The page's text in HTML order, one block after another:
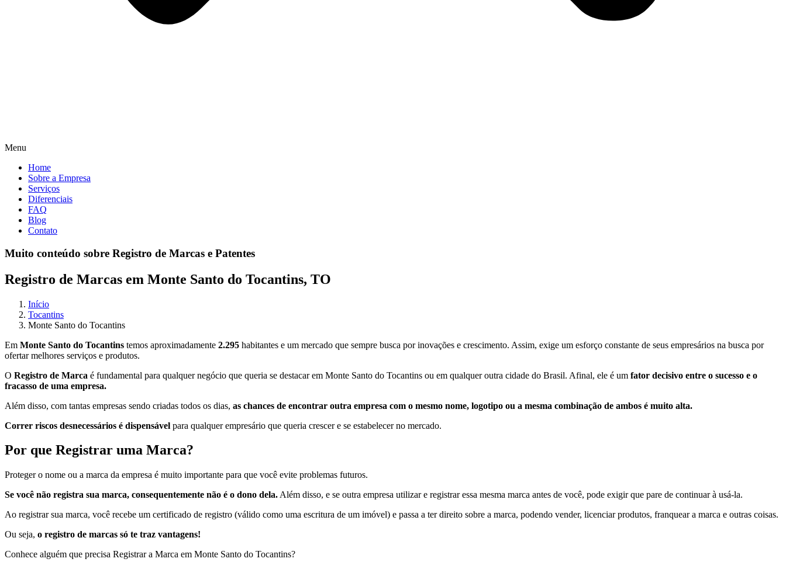
Menu
Home
Sobre a Empresa
Serviços
Diferenciais
FAQ
Blog
Contato
Muito conteúdo sobre Registro de Marcas e Patentes
Registro de Marcas em Monte Santo do Tocantins, TO
Início
Tocantins
Monte Santo do Tocantins
Em Monte Santo do Tocantins temos aproximadamente 2.295 habitantes e um mercado que sempre busca por inovações e crescimento. Assim, exige um esforço constante de seus empresários na busca por
ofertar melhores serviços e produtos.
O Registro de Marca é fundamental para qualquer negócio que queria se destacar em Monte Santo do Tocantins ou em qualquer outra cidade do Brasil. Afinal, ele é um fator decisivo entre o sucesso e o
fracasso de uma empresa.
Além disso, com tantas empresas sendo criadas todos os dias, as chances de encontrar outra empresa com o mesmo nome, logotipo ou a mesma combinação de ambos é muito alta.
Correr riscos desnecessários é dispensável para qualquer empresário que queria crescer e se estabelecer no mercado.
Por que Registrar uma Marca?
Proteger o nome ou a marca da empresa é muito importante para que você evite problemas futuros.
Se você não registra sua marca, consequentemente não é o dono dela. Além disso, e se outra empresa utilizar e registrar essa mesma marca antes de você, pode exigir que pare de continuar à usá-la.
Ao registrar sua marca, você recebe um certificado de registro (válido como uma escritura de um imóvel) e passa a ter direito sobre a marca, podendo vender, licenciar produtos, franquear a marca e outras coisas.
Ou seja, o registro de marcas só te traz vantagens!
Conhece alguém que precisa Registrar a Marca em Monte Santo do Tocantins?